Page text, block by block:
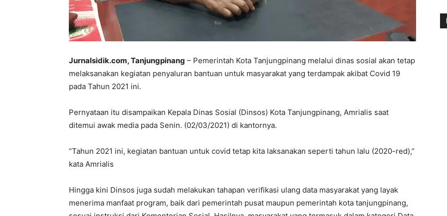
Jurnalsidik.com, Tanjungpinang – Pemerintah Kota Tanjungpinang melalui dinas sosial akan tetap
melaksanakan kegiatan penyaluran bantuan untuk masyarakat yang terdampak akibat Covid 19
pada Tahun 2021 ini.
Pernyataan itu disampaikan Kepala Dinas Sosial (Dinsos) Kota Tanjungpinang, Amrialis saat
ditemui awak media pada Senin. (02/03/2021) di kantornya.
“Tahun 2021 ini, kegiatan bantuan untuk covid tetap kita laksanakan seperti tahun lalu (2020-red),”
kata Amrialis
Hingga kini Dinsos juga sudah melakukan tahapan verifikasi ulang data masyarakat yang layak
menerima manfaat program, baik dari pemerintah pusat maupun pemerintah kota tanjungpinang,